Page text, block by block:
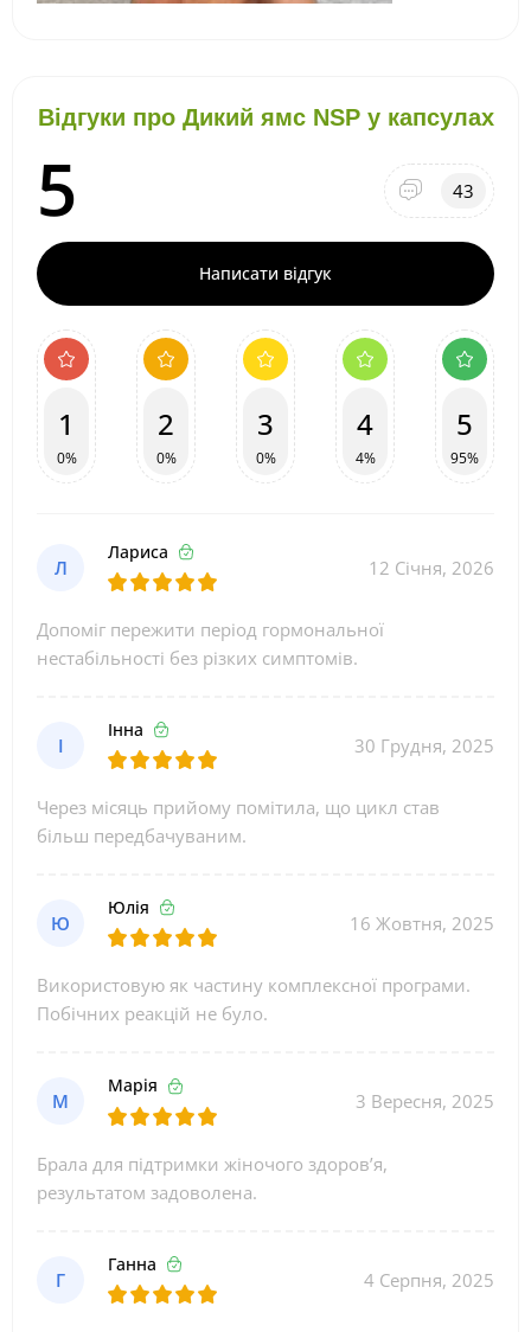
Відгуки про Дикий ямс NSP у капсулах
5 43
Написати відгук
1
0%
2
0%
3
0%
4
4%
5
95%
Л
Лариса
12 Січня, 2026
Допоміг пережити період гормональної
нестабільності без різких симптомів.
І
Інна
30 Грудня, 2025
Через місяць прийому помітила, що цикл став
більш передбачуваним.
Ю
Юлія
16 Жовтня, 2025
Використовую як частину комплексної програми.
Побічних реакцій не було.
М
Марія
3 Вересня, 2025
Брала для підтримки жіночого здоров’я,
результатом задоволена.
Г
Ганна
4 Серпня, 2025